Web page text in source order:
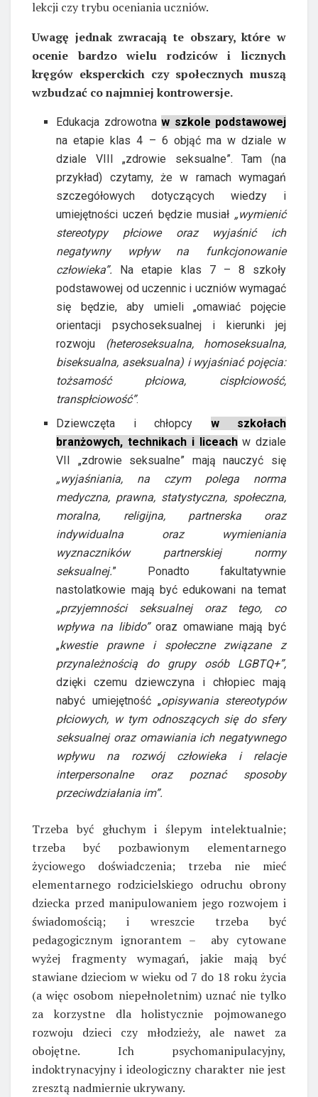
lekcji czy trybu oceniania uczniów.
Uwagę jednak zwracają te obszary, które w
ocenie bardzo wielu rodziców i licznych
kręgów eksperckich czy społecznych muszą
wzbudzać co najmniej kontrowersje.
Edukacja zdrowotnaw szkole podstawowej
na etapie klas 4 – 6 objąć ma w dziale w
dziale VIII „zdrowie seksualne”. Tam (na
przykład) czytamy, że w ramach wymagań
szczegółowych dotyczących wiedzy i
umiejętności uczeń będzie musiał „wymienić
stereotypy płciowe oraz wyjaśnić ich
negatywny wpływ na funkcjonowanie
człowieka”. Na etapie klas 7 – 8 szkoły
podstawowej od uczennic i uczniów wymagać
się będzie, aby umieli „omawiać pojęcie
orientacji psychoseksualnej i kierunki jej
rozwoju (heteroseksualna, homoseksualna,
biseksualna, aseksualna) i wyjaśniać pojęcia:
tożsamość płciowa, cispłciowość,
transpłciowość”.
Dziewczęta i chłopcy w szkołach
branżowych, technikach i liceachw dziale
VII „zdrowie seksualne” mają nauczyć się
„wyjaśniania, na czym polega norma
medyczna, prawna, statystyczna, społeczna,
moralna, religijna, partnerska oraz
indywidualna oraz wymieniania
wyznaczników partnerskiej normy
seksualnej.” Ponadto fakultatywnie
nastolatkowie mają być edukowani na temat
„przyjemności seksualnej oraz tego, co
wpływa na libido”oraz omawiane mają być
„kwestie prawne i społeczne związane z
przynależnością do grupy osób LGBTQ+”,
dzięki czemu dziewczyna i chłopiec mają
nabyć umiejętność „opisywania stereotypów
płciowych, w tym odnoszących się do sfery
seksualnej oraz omawiania ich negatywnego
wpływu na rozwój człowieka i relacje
interpersonalne oraz poznać sposoby
przeciwdziałania im”.
Trzeba być głuchym i ślepym intelektualnie;
trzeba być pozbawionym elementarnego
życiowego doświadczenia; trzeba nie mieć
elementarnego rodzicielskiego odruchu obrony
dziecka przed manipulowaniem jego rozwojem i
świadomością; i wreszcie trzeba być
pedagogicznym ignorantem – aby cytowane
wyżej fragmenty wymagań, jakie mają być
stawiane dzieciom w wieku od 7 do 18 roku życia
(a więc osobom niepełnoletnim) uznać nie tylko
za korzystne dla holistycznie pojmowanego
rozwoju dzieci czy młodzieży, ale nawet za
obojętne. Ich psychomanipulacyjny,
indoktrynacyjny i ideologiczny charakter nie jest
zresztą nadmiernie ukrywany.